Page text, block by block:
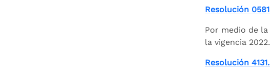
Resolución
Por medio de
la vigencia 2022.
Resolución